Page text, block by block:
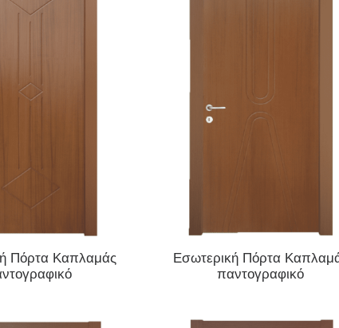
ΠΕΡΙΣΣΌΤΕΡΑ
Πόρτα Καπλαμάς
ΔΙΑΒΆΣΤΕ ΠΕΡΙΣΣΌΤΕΡΑ
Εσωτερική Πόρτα
παντογραφικό